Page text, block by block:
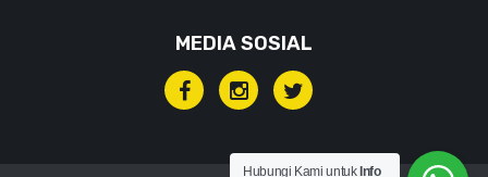
MEDIA SOSIAL
Hubungi Kami untuk Info